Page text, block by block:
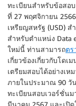
ทะเบียนสำหรับข้อสอ
ที่ 27 พฤศจิกายน
เหรียญสหรัฐ (USD) ส
สําหรับตําแหน่ง Data
ใหม่นี้ ท่านสามารถตร
เกี่ยวข้องเกี่ยวกับโดเ
เตรียมสอบได้อย่างเ
ภายในประมาณ 90 วั
ทะเบียนสอบเวอร์ชั่น
มีนาคม 2567 และเปิ